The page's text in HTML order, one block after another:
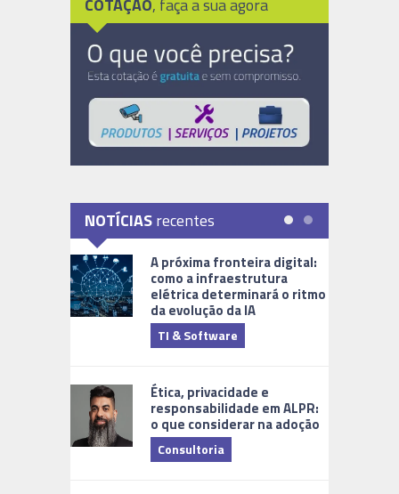
NOTÍCIASrecentes
A próxima fronteira digital:
como a infraestrutura
elétrica determinará o ritmo
da evolução da IA
TI & Software
Ética, privacidade e
responsabilidade em ALPR:
o que considerar na adoção
Consultoria